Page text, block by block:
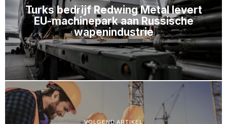
Turks bedrijf Redwing Metal levert
EU-machinepark aan Russische
wapenindustrie
VOLGEND ARTIKEL